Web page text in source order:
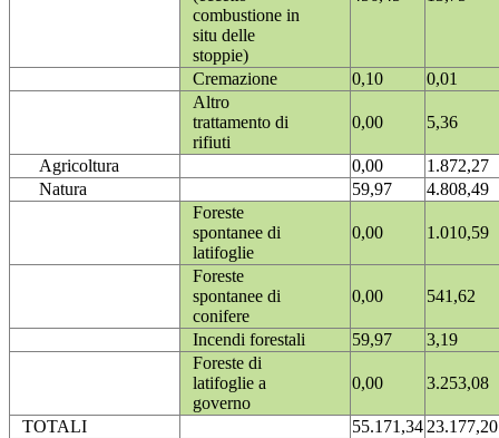
combustione in
situ delle
stoppie)
Cremazione 0,10
0,01
Altro
trattamento di
rifiuti
0,00 5,36
Agricoltura 0,00
1.872,27
Natura
59,97
4.808,49
Foreste
spontanee di
latifoglie
0,00 1.010,59
Foreste
spontanee di
conifere
0,00 541,62
Incendi forestali 59,97
3,19
Foreste di
latifoglie a
governo
0,00 3.253,08
TOTALI 55.171,3423.177,20